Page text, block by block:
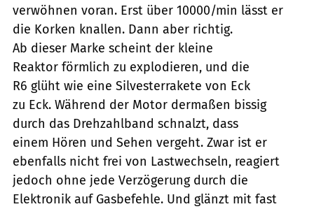
verwöhnen voran. Erst über 10000/min lässt er
die Korken knallen. Dann aber richtig.
Ab dieser Marke scheint der kleine
Reaktor förmlich zu explodieren, und die
R6 glüht wie eine Silvesterrakete von Eck
zu Eck. Während der Motor dermaßen bissig
durch das Drehzahlband schnalzt, dass
einem Hören und Sehen vergeht. Zwar ist er
ebenfalls nicht frei von Lastwechseln, reagiert
jedoch ohne jede Verzögerung durch die
Elektronik auf Gasbefehle. Und glänzt mit fast